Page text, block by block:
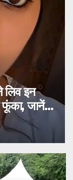
देने
ऐलान ने